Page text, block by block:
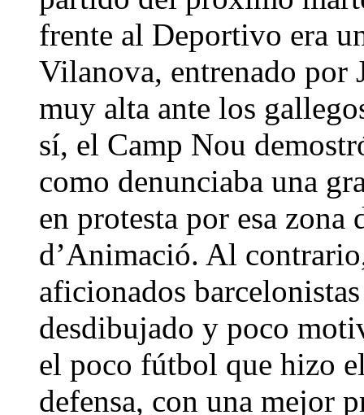
frente al Deportivo era
Vilanova, entrenado por
muy alta ante los
sí, el Camp Nou
como denunciaba una
en protesta por esa
d’Animació. Al
aficionados
desdibujado y poco
el poco fútbol que hizo
defensa, con una mejor